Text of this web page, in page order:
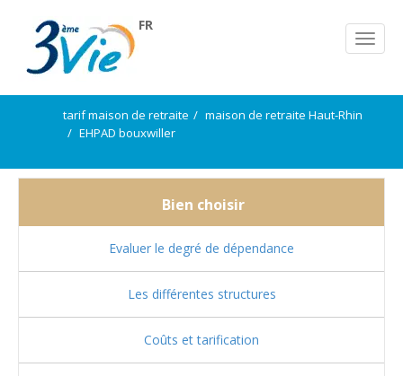
FR
tarif maison de retraite
maison de retraite Haut-Rhin
EHPAD bouxwiller
Bien choisir
Evaluer le degré de dépendance
Les différentes structures
Coûts et tarification